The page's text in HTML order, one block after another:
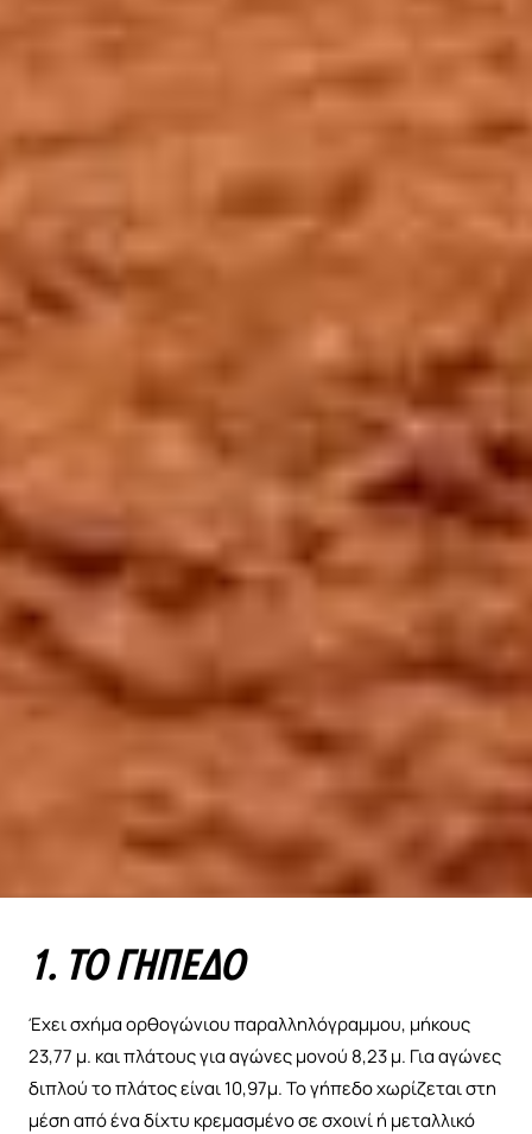
1. ΤΟ ΓΉΠΕΔΟ
Έχει σχήμα ορθογώνιου παραλληλόγραμμου, μήκους
23,77 μ. και πλάτους για αγώνες μονού 8,23 μ. Για αγώνες
διπλού το πλάτος είναι 10,97μ. Το γήπεδο χωρίζεται στη
μέση από ένα δίχτυ κρεμασμένο σε σχοινί ή μεταλλικό